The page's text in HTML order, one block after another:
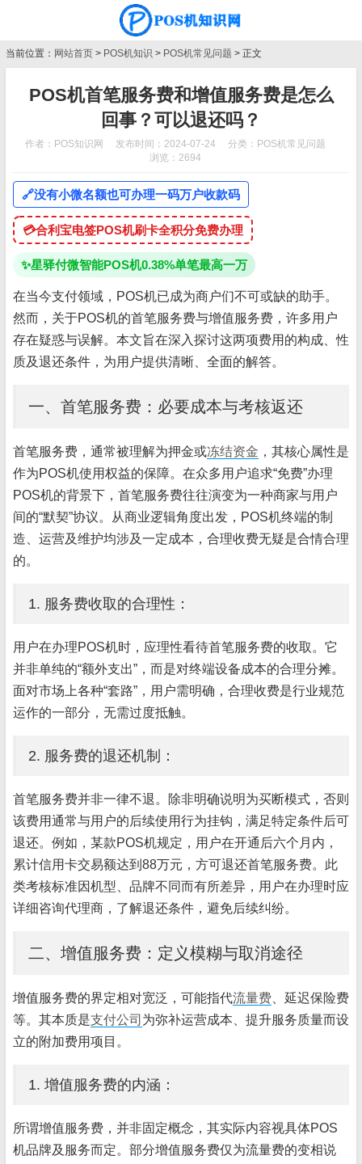
当前位置： 网站首页 > POS机知识 > POS机常见问题 > 正文
POS机首笔服务费和增值服务费是怎么
回事？可以退还吗？
作者：POS知识网 发布时间：2024-07-24 分类： POS机常见问题
浏览：2694
🔗没有小微名额也可办理一码万户收款码
💳合利宝电签POS机刷卡全积分免费办理
✨星驿付微智能POS机0.38%单笔最高一万
在当今支付领域，POS机已成为商户们不可或缺的助手。
然而，关于POS机的首笔服务费与增值服务费，许多用户
存在疑惑与误解。本文旨在深入探讨这两项费用的构成、性
质及退还条件，为用户提供清晰、全面的解答。
一、首笔服务费：必要成本与考核返还
首笔服务费，通常被理解为押金或冻结资金 ，其核心属性是
作为POS机使用权益的保障。在众多用户追求“免费”办理
POS机的背景下，首笔服务费往往演变为一种商家与用户
间的“默契”协议。从商业逻辑角度出发，POS机终端的制
造、运营及维护均涉及一定成本，合理收费无疑是合情合理
的。
1. 服务费收取的合理性：
用户在办理POS机时，应理性看待首笔服务费的收取。它
并非单纯的“额外支出”，而是对终端设备成本的合理分摊。
面对市场上各种“套路”，用户需明确，合理收费是行业规范
运作的一部分，无需过度抵触。
2. 服务费的退还机制：
首笔服务费并非一律不退。除非明确说明为买断模式，否则
该费用通常与用户的后续使用行为挂钩，满足特定条件后可
退还。例如，某款POS机规定，用户在开通后六个月内，
累计信用卡交易额达到88万元，方可退还首笔服务费。此
类考核标准因机型、品牌不同而有所差异，用户在办理时应
详细咨询代理商，了解退还条件，避免后续纠纷。
二、增值服务费：定义模糊与取消途径
增值服务费的界定相对宽泛，可能指代流量费 、延迟保险费
等。其本质是支付公司 为弥补运营成本、提升服务质量而设
立的附加费用项目。
1. 增值服务费的内涵：
所谓增值服务费，并非固定概念，其实际内容视具体POS
机品牌及服务而定。部分增值服务费仅为流量费的变相说